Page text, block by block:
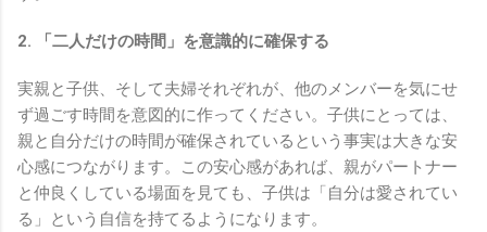
2. 「二人だけの時間」を意識的に確保する
実親と子供、そして夫婦それぞれが、他のメンバーを気にせ
ず過ごす時間を意図的に作ってください。子供にとっては、
親と自分だけの時間が確保されているという事実は大きな安
心感につながります。この安心感があれば、親がパートナー
と仲良くしている場面を見ても、子供は「自分は愛されてい
る」という自信を持てるようになります。